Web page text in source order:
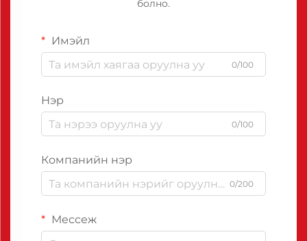
болно.
Имэйл
0/100
Нэр
0/100
Компанийн нэр
0/200
Мессеж